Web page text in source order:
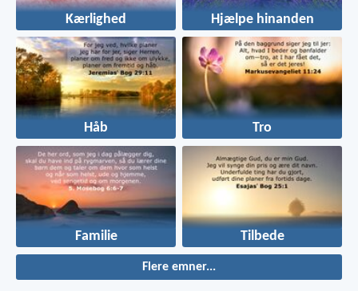
Kærlighed Hjælpe hinanden
Håb Tro
Familie Tilbede
Flere emner...